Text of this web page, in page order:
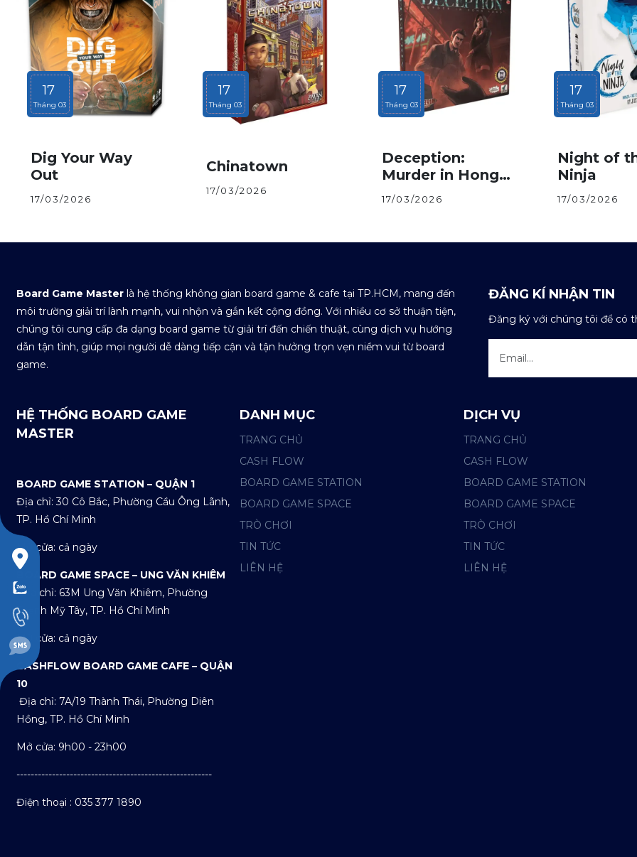
17
Tháng 03
Dig Your Way
Out
17/03/2026
17
Tháng 03
Chinatown
17/03/2026
17
Tháng 03
Deception:
Murder in Hong
Kong
17/03/2026
17
Tháng 03
Night of
Ninja
17/03/2026
Board Game Masterlà hệ thống không gian board game & cafe tại TP.HCM, mang đến
môi trường giải trí lành mạnh, vui nhộn và gắn kết cộng đồng. Với nhiều cơ sở thuận tiện,
chúng tôi cung cấp đa dạng board game từ giải trí đến chiến thuật, cùng dịch vụ hướng
dẫn tận tình, giúp mọi người dễ dàng tiếp cận và tận hưởng trọn vẹn niềm vui từ board
game.
ĐĂNG KÍ NHẬN TIN
Đăng ký với chúng tôi để có
HỆ THỐNG BOARD GAME
MASTER
BOARD GAME STATION – QUẬN 1
Địa chỉ: 30 Cô Bắc, Phường Cầu Ông Lãnh,
TP. Hồ Chí Minh
Mở cửa: cả ngày
BOARD GAME SPACE – UNG VĂN KHIÊM
Địa chỉ: 63M Ung Văn Khiêm, Phường
Thạnh Mỹ Tây, TP. Hồ Chí Minh
Mở cửa: cả ngày
CASHFLOW BOARD GAME CAFE – QUẬN
10
Địa chỉ: 7A/19 Thành Thái, Phường Diên
Hồng, TP. Hồ Chí Minh
Mở cửa: 9h00 - 23h00
-------------------------------------------------------
Điện thoại : 035 377 1890
DANH MỤC
TRANG CHỦ
CASH FLOW
BOARD GAME STATION
BOARD GAME SPACE
TRÒ CHƠI
TIN TỨC
LIÊN HỆ
DỊCH VỤ
TRANG CHỦ
CASH FLOW
BOARD GAME STATION
BOARD GAME SPACE
TRÒ CHƠI
TIN TỨC
LIÊN HỆ